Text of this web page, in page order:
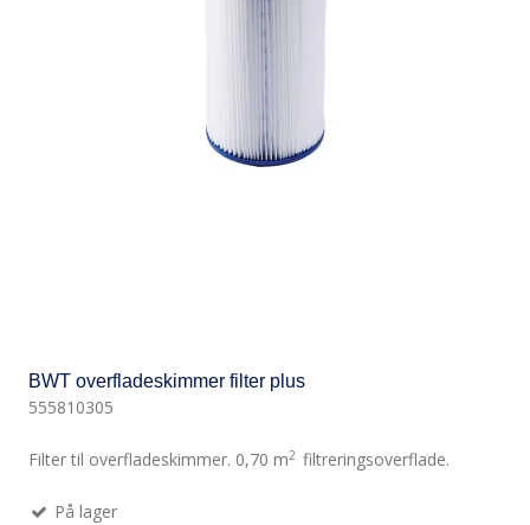
BWT overfladeskimmer filter plus
555810305
Filter til overfladeskimmer. 0,70 m2 filtreringsoverflade.
På lager